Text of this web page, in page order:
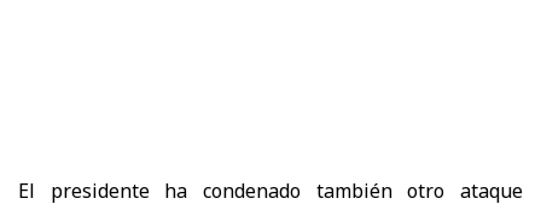
El presidente ha condenado también otro ataque